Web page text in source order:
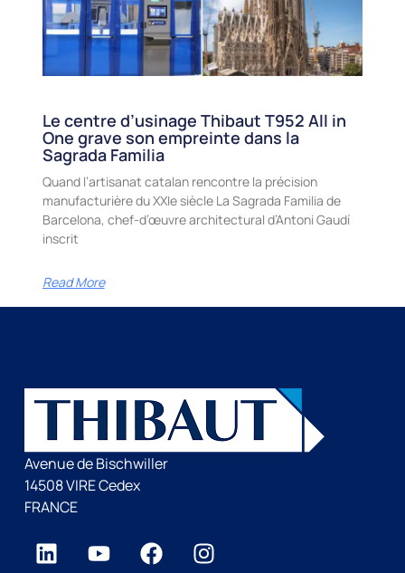
Le centre d’usinage Thibaut T952 All in
One grave son empreinte dans la
Sagrada Familia
Quand l’artisanat catalan rencontre la précision
manufacturière du XXIe siècle La Sagrada Familia de
Barcelona, chef-d’œuvre architectural d’Antoni Gaudí
inscrit
Read More
Avenue de Bischwiller
14508 VIRE Cedex
FRANCE